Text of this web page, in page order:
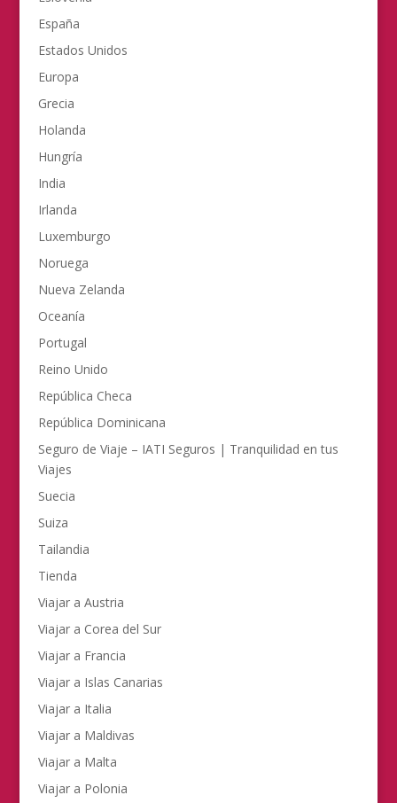
España
Estados Unidos
Europa
Grecia
Holanda
Hungría
India
Irlanda
Luxemburgo
Noruega
Nueva Zelanda
Oceanía
Portugal
Reino Unido
República Checa
República Dominicana
Seguro de Viaje – IATI Seguros | Tranquilidad en tus
Viajes
Suecia
Suiza
Tailandia
Tienda
Viajar a Austria
Viajar a Corea del Sur
Viajar a Francia
Viajar a Islas Canarias
Viajar a Italia
Viajar a Maldivas
Viajar a Malta
Viajar a Polonia